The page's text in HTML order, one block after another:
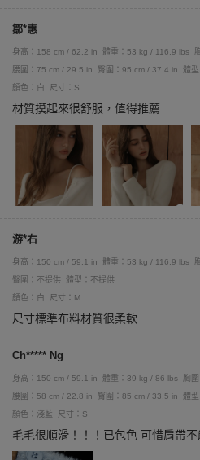
鄒*惠
身高：158 cm / 62.2 in 體重：53 kg / 116.9 lbs
腰圍：75 cm / 29.5 in
臀圍：95 cm / 37.4 in
體
顏色：白
尺寸：S
材質摸起來很舒服，值得推薦
游*右
身高：150 cm / 59.1 in 體重：53 kg / 116.9 lbs
臀圍：不提供
體型：不提供
顏色：白
尺寸：M
尺寸標準布料材質很柔軟
Ch***** Ng
身高：150 cm / 59.1 in 體重：39 kg / 86 lbs
胸
腰圍：58 cm / 22.8 in
臀圍：85 cm / 33.5 in
體
顏色：淺藍
尺寸：S
毛毛很順滑！！！已包色 可惜肩帶不